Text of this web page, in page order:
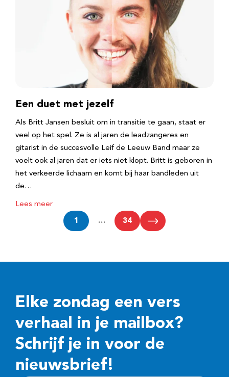
Een duet met jezelf
Als Britt Jansen besluit om in transitie te gaan, staat er
veel op het spel. Ze is al jaren de leadzangeres en
gitarist in de succesvolle Leif de Leeuw Band maar ze
voelt ook al jaren dat er iets niet klopt. Britt is geboren in
het verkeerde lichaam en komt bij haar bandleden uit
de…
Lees meer
1 … 34
Elke zondag een vers
verhaal in je mailbox?
Schrijf je in voor de
nieuwsbrief!